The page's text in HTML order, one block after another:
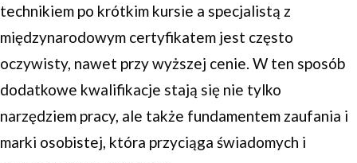
technikiem po krótkim kursie a specjalistą z
międzynarodowym certyfikatem jest często
oczywisty, nawet przy wyższej cenie. W ten sposób
dodatkowe kwalifikacje stają się nie tylko
narzędziem pracy, ale także fundamentem zaufania i
marki osobistej, która przyciąga świadomych i